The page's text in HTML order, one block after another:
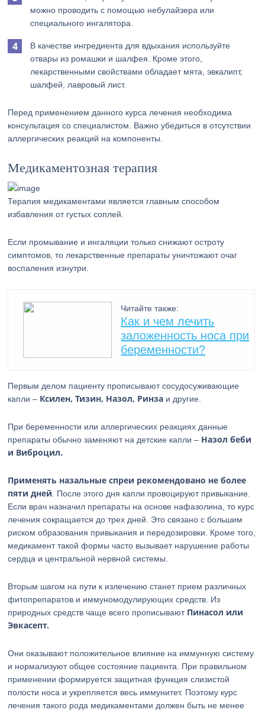
можно проводить с помощью небулайзера или
специального ингалятора.
В качестве ингредиента для вдыхания используйте
отвары из ромашки и шалфея. Кроме этого,
лекарственными свойствами обладает мята, эвкалипт,
шалфей, лавровый лист.
Перед применением данного курса лечения необходима
консультация со специалистом. Важно убедиться в отсутствии
аллергических реакций на компоненты.
Медикаментозная терапия
Терапия медикаментами является главным способом
избавления от густых соплей.
Если промывание и ингаляции только снижают остроту
симптомов, то лекарственные препараты уничтожают очаг
воспаления изнутри.
Читайте также:
Как и чем лечить
заложенность носа при
беременности?
Первым делом пациенту прописывают сосудосуживающие
капли – Ксилен, Тизин, Назол, Ринза и другие.
При беременности или аллергических реакциях данные
препараты обычно заменяют на детские капли – Назол беби
и Виброцил.
Применять назальные спреи рекомендовано не более
пяти дней . После этого дня капли провоцируют привыкание.
Если врач назначил препараты на основе нафазолина, то курс
лечения сокращается до трех дней. Это связано с большим
риском образования привыкания и передозировки. Кроме того,
медикамент такой формы часто вызывает нарушение работы
сердца и центральной нервной системы.
Вторым шагом на пути к излечению станет прием различных
фитопрепаратов и иммуномодулирующих средств. Из
природных средств чаще всего прописывают Пинасол или
Эвкасепт.
Они оказывают положительное влияние на иммунную систему
и нормализуют общее состояние пациента. При правильном
применении формируется защитная функция слизистой
полости носа и укрепляется весь иммунитет. Поэтому курс
лечения такого рода медикаментами должен быть не менее